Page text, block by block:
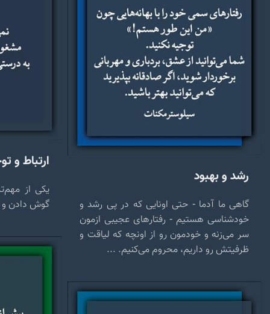
رشد و بهبود
گاهی ما آدما - حتی اونایی که در پی رشد و
خودشناسی هستیم - رفتارهای عجیبی ازمون
سر می‌زنه و خودمون رو از اونچه که لیاقت و
ظرفیتش رو داریم، محروم می‌کنیم. ...
ارتباط و
یکی از
گوش دادن و